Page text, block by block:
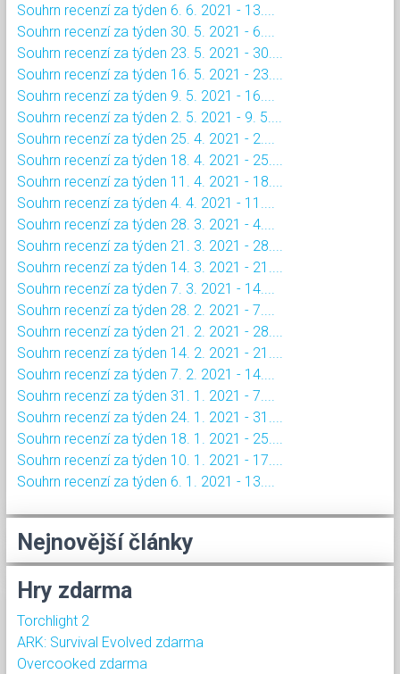
Souhrn recenzí za týden 6. 6. 2021 - 13....
Souhrn recenzí za týden 30. 5. 2021 - 6....
Souhrn recenzí za týden 23. 5. 2021 - 30....
Souhrn recenzí za týden 16. 5. 2021 - 23....
Souhrn recenzí za týden 9. 5. 2021 - 16....
Souhrn recenzí za týden 2. 5. 2021 - 9. 5....
Souhrn recenzí za týden 25. 4. 2021 - 2....
Souhrn recenzí za týden 18. 4. 2021 - 25....
Souhrn recenzí za týden 11. 4. 2021 - 18....
Souhrn recenzí za týden 4. 4. 2021 - 11....
Souhrn recenzí za týden 28. 3. 2021 - 4....
Souhrn recenzí za týden 21. 3. 2021 - 28....
Souhrn recenzí za týden 14. 3. 2021 - 21....
Souhrn recenzí za týden 7. 3. 2021 - 14....
Souhrn recenzí za týden 28. 2. 2021 - 7....
Souhrn recenzí za týden 21. 2. 2021 - 28....
Souhrn recenzí za týden 14. 2. 2021 - 21....
Souhrn recenzí za týden 7. 2. 2021 - 14....
Souhrn recenzí za týden 31. 1. 2021 - 7....
Souhrn recenzí za týden 24. 1. 2021 - 31....
Souhrn recenzí za týden 18. 1. 2021 - 25....
Souhrn recenzí za týden 10. 1. 2021 - 17....
Souhrn recenzí za týden 6. 1. 2021 - 13....
Nejnovější články
Hry zdarma
Torchlight 2
ARK: Survival Evolved zdarma
Overcooked zdarma